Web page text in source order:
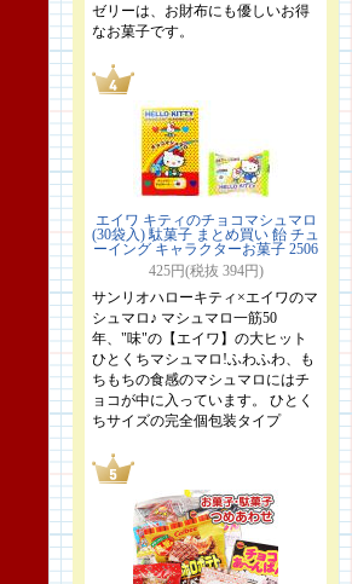
ゼリーは、お財布にも優しいお得
なお菓子です。
エイワ キティのチョコマシュマロ
(30袋入) 駄菓子 まとめ買い 飴 チュ
ーイング キャラクターお菓子 2506
425円(税抜 394円)
サンリオハローキティ×エイワのマ
シュマロ♪ マシュマロ一筋50
年、"味"の【エイワ】の大ヒット
ひとくちマシュマロ!ふわふわ、も
ちもちの食感のマシュマロにはチ
ョコが中に入っています。 ひとく
ちサイズの完全個包装タイプ